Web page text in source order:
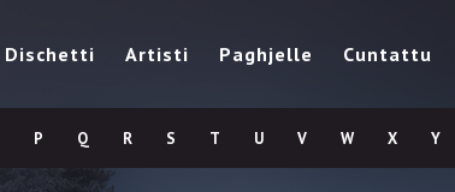
Dischetti Artisti Paghjelle Cuntattu
P Q R S T U V W X Y